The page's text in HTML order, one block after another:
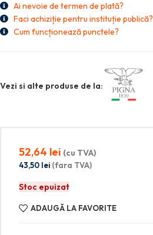
Ai nevoie de termen de plată?
Faci achiziție pentru instituție publică?
Cum funcționează punctele?
Vezi si alte produse de la:
52,64 lei (cu TVA)
43,50 lei (fara TVA)
Stoc epuizat
ADAUGĂ LA FAVORITE